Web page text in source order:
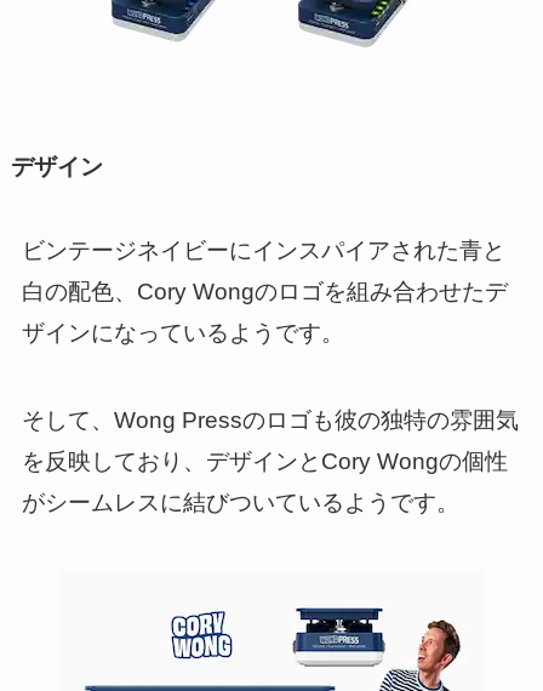
デザイン
ビンテージネイビーにインスパイアされた青と
白の配色、Cory Wongのロゴを組み合わせたデ
ザインになっているようです。
そして、Wong Pressのロゴも彼の独特の雰囲気
を反映しており、デザインとCory Wongの個性
がシームレスに結びついているようです。